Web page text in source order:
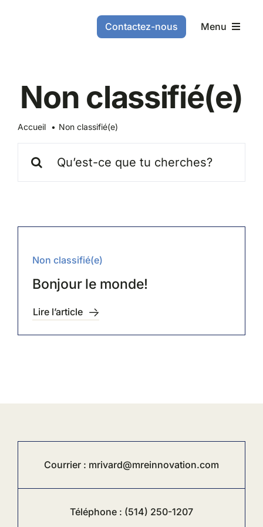
Menu
Les
À propos
FR-CA
Contactez-nous
Non classifié(e)
Accueil Non classifié(e)
Non classifié(e)
Bonjour le monde!
Lire l’article
Courrier : mrivard@mreinnovation.com
Téléphone : (514) 250-1207